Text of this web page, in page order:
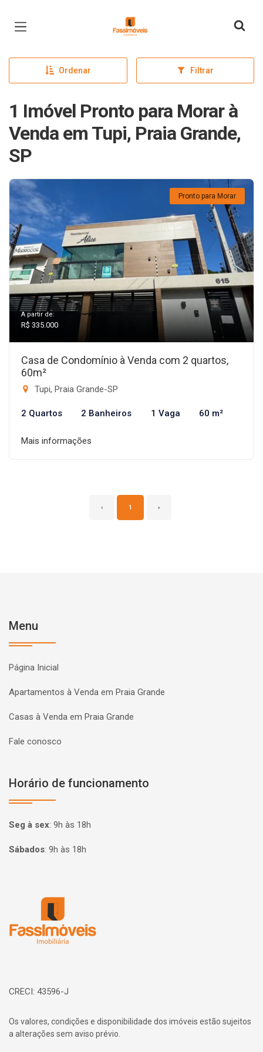
Página inicial
Ordenar Filtrar
1 Imóvel Pronto para Morar à
Venda em Tupi, Praia Grande,
SP
Pronto para Morar
A partir de:
R$ 335.000
Casa de Condomínio à Venda com 2 quartos,
60m²
Tupi, Praia Grande-SP
2 Quartos 2 Banheiros 1 Vaga 60 m²
Mais informações
‹ 1 ›
Menu
Página Inicial
Apartamentos à Venda em Praia Grande
Casas à Venda em Praia Grande
Fale conosco
Horário de funcionamento
Seg à sex: 9h às 18h
Sábados: 9h às 18h
CRECI: 43596-J
Os valores, condições e disponibilidade dos imóveis estão sujeitos
a alterações sem aviso prévio.